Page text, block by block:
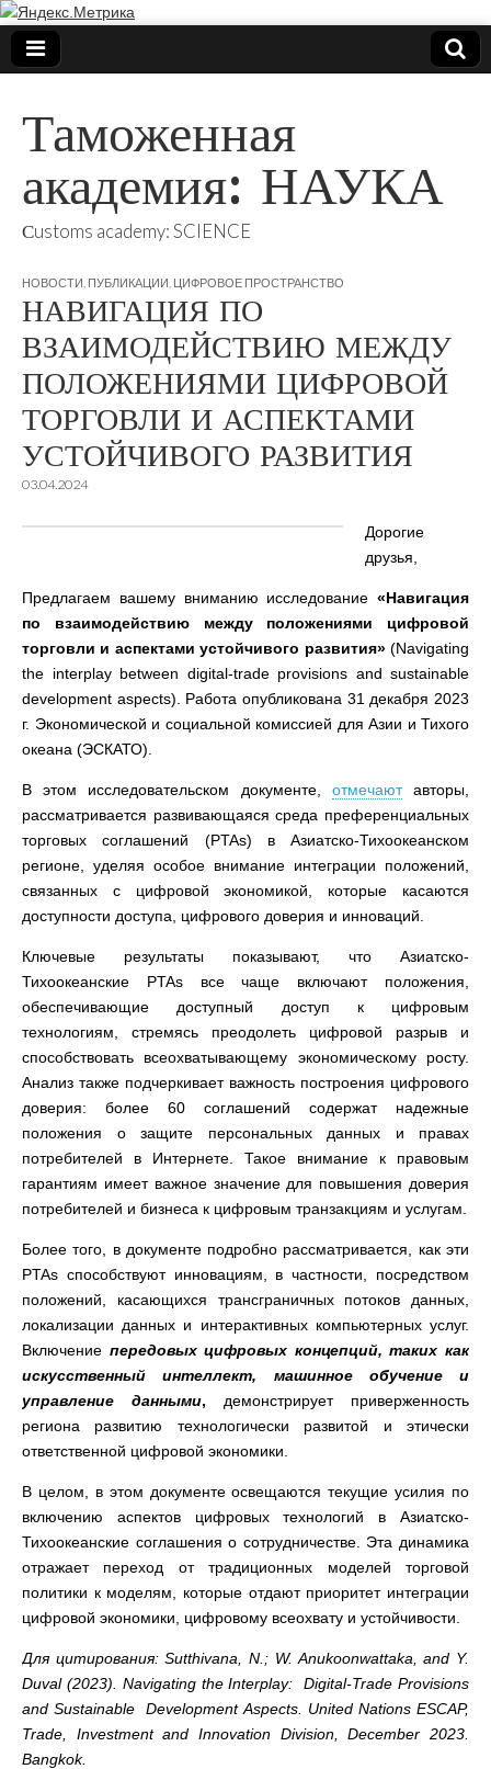
Таможенная
академия: НАУКА
Сustoms academy: SCIENCE
НОВОСТИ ПУБЛИКАЦИИ ЦИФРОВОЕ ПРОСТРАНСТВО
НАВИГАЦИЯ ПО
ВЗАИМОДЕЙСТВИЮ МЕЖДУ
ПОЛОЖЕНИЯМИ ЦИФРОВОЙ
ТОРГОВЛИ И АСПЕКТАМИ
УСТОЙЧИВОГО РАЗВИТИЯ
03.04.2024
Дорогие
друзья,
Предлагаем вашему вниманию исследование «Навигация
по взаимодействию между положениями цифровой
торговли и аспектами устойчивого развития»(Navigating
the interplay between digital-trade provisions and sustainable
development aspects). Работа опубликована 31 декабря 2023
г. Экономической и социальной комиссией для Азии и Тихого
океана (ЭСКАТО).
В этом исследовательском документе, отмечаютавторы,
рассматривается развивающаяся среда преференциальных
торговых соглашений (PTAs) в Азиатско-Тихоокеанском
регионе, уделяя особое внимание интеграции положений,
связанных с цифровой экономикой, которые касаются
доступности доступа, цифрового доверия и инноваций.
Ключевые результаты показывают, что Азиатско-
Тихоокеанские PTAs все чаще включают положения,
обеспечивающие доступный доступ к цифровым
технологиям, стремясь преодолеть цифровой разрыв и
способствовать всеохватывающему экономическому росту.
Анализ также подчеркивает важность построения цифрового
доверия: более 60 соглашений содержат надежные
положения о защите персональных данных и правах
потребителей в Интернете. Такое внимание к правовым
гарантиям имеет важное значение для повышения доверия
потребителей и бизнеса к цифровым транзакциям и услугам.
Более того, в документе подробно рассматривается, как эти
PTAs способствуют инновациям, в частности, посредством
положений, касающихся трансграничных потоков данных,
локализации данных и интерактивных компьютерных услуг.
Включение передовых цифровых концепций, таких как
искусственный интеллект, машинное обучение и
управление данными, демонстрирует приверженность
региона развитию технологически развитой и этически
ответственной цифровой экономики.
В целом, в этом документе освещаются текущие усилия по
включению аспектов цифровых технологий в Азиатско-
Тихоокеанские соглашения о сотрудничестве. Эта динамика
отражает переход от традиционных моделей торговой
политики к моделям, которые отдают приоритет интеграции
цифровой экономики, цифровому всеохвату и устойчивости.
Для цитирования: Sutthivana, N.; W. Anukoonwattaka, and Y.
Duval (2023). Navigating the Interplay: Digital-Trade Provisions
and Sustainable Development Aspects. United Nations ESCAP,
Trade, Investment and Innovation Division, December 2023.
Bangkok.